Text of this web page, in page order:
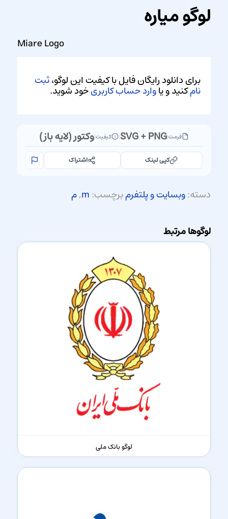
لوگو میاره
Miare Logo
برای دانلود رایگان فایل با کیفیت این لوگو،ثبت
نامکنید و یاوارد حساب کاربریخود شوید.
فرمت:SVG + PNG
| کیفیت:وکتور (لایه باز)
کپی لینک اشتراک
دسته:وبسایت و پلتفرمبرچسب:m
,م
لوگوها مرتبط
لوگو بانک ملی